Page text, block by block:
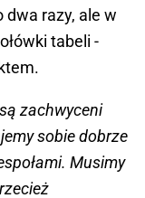
razy, ale w
tabeli -
zachwyceni
sobie dobrze
Musimy